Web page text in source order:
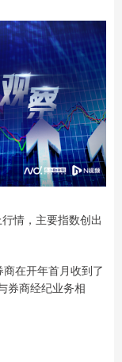
情，主要指数创出
在开年首月收到了
券商经纪业务相